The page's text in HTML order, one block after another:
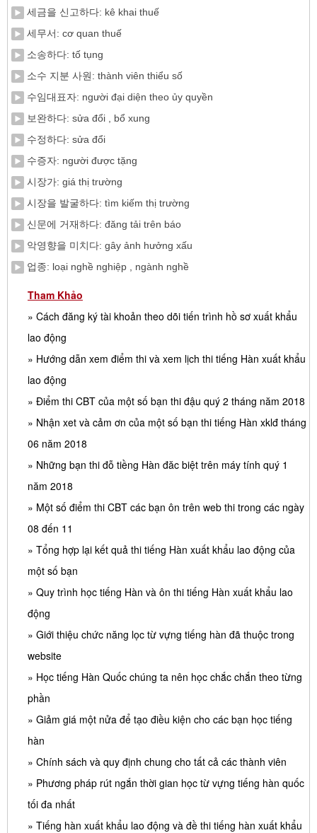
세금을 신고하다: kê khai thuế
세무서: cơ quan thuế
소송하다: tố tụng
소수 지분 사원: thành viên thiểu số
수임대표자: người đại diện theo ủy quyền
보완하다: sửa đổi , bổ xung
수정하다: sửa đổi
수증자: người được tặng
시장가: giá thị trường
시장을 발굴하다: tìm kiếm thị trường
신문에 거재하다: đăng tải trên báo
악영향을 미치다: gây ảnh hưởng xấu
업종: loại nghề nghiệp , ngành nghề
Tham Khảo
» Cách đăng ký tài khoản theo dõi tiến trình hồ sơ xuất khẩu
lao động
» Hướng dẫn xem điểm thi và xem lịch thi tiếng Hàn xuất khẩu
lao động
» Điểm thi CBT của một số bạn thi đậu quý 2 tháng năm 2018
» Nhận xet và cảm ơn của một số bạn thi tiếng Hàn xklđ tháng
06 năm 2018
» Những bạn thi đỗ tiềng Hàn đăc biệt trên máy tính quý 1
năm 2018
» Một số điểm thi CBT các bạn ôn trên web thi trong các ngày
08 đến 11
» Tổng hợp lại kết quả thi tiếng Hàn xuất khẩu lao động của
một số bạn
» Quy trình học tiếng Hàn và ôn thi tiếng Hàn xuất khẩu lao
động
» Giới thiệu chức năng lọc từ vựng tiếng hàn đã thuộc trong
website
» Học tiếng Hàn Quốc chúng ta nên học chắc chắn theo từng
phần
» Giảm giá một nửa để tạo điều kiện cho các bạn học tiếng
hàn
» Chính sách và quy định chung cho tất cả các thành viên
» Phương pháp rút ngắn thời gian học từ vựng tiếng hàn quốc
tối đa nhất
» Tiếng hàn xuất khẩu lao động và đề thi tiếng hàn xuất khẩu